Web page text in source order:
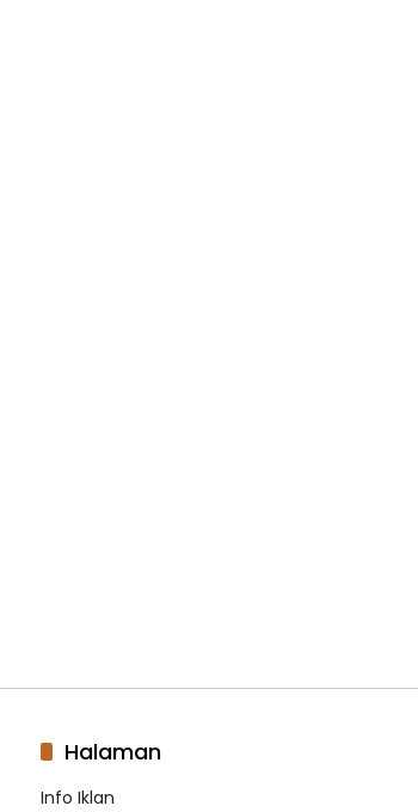
Halaman
Info Iklan